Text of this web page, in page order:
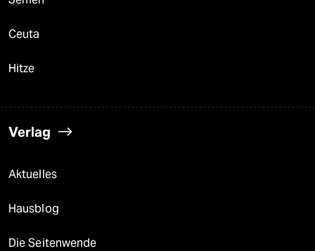
Ceuta
Hitze
Verlag
Aktuelles
Hausblog
Die Seitenwende